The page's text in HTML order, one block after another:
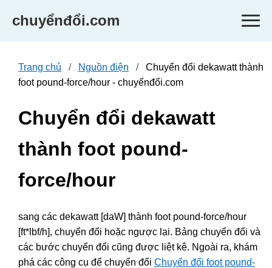
chuyểnđổi.com
Trang chủ Nguồn điện
Chuyển đổi dekawatt thành
foot pound-force/hour - chuyểnđổi.com
Chuyển đổi dekawatt
thành foot pound-
force/hour
sang các dekawatt [daW] thành foot pound-force/hour
[ft*lbf/h], chuyển đổi hoặc ngược lại. Bảng chuyển đổi và
các bước chuyển đổi cũng được liệt kê. Ngoài ra, khám
phá các công cụ để chuyển đổi Chuyển đổi foot pound-